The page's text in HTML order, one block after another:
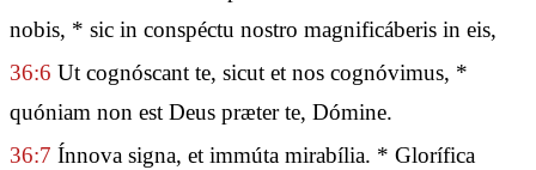
nobis, * sic in conspéctu nostro magnificáberis in eis,
36:6 Ut cognóscant te, sicut et nos cognóvimus, *
quóniam non est Deus præter te, Dómine.
36:7 Ínnova signa, et immúta mirabília. * Glorífica